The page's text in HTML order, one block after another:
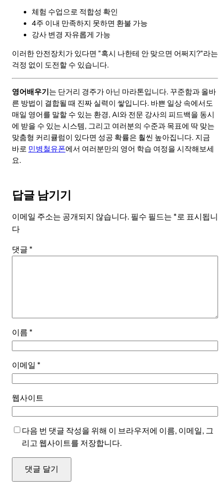
체험 수업으로 적합성 확인
4주 이내 만족하지 못하면 환불 가능
강사 변경 자유롭게 가능
이러한 안전장치가 있다면 "혹시 나한테 안 맞으면 어쩌지?"라는
걱정 없이 도전할 수 있습니다.
영어배우기는 단거리 경주가 아닌 마라톤입니다. 꾸준함과 올바
른 방법이 결합될 때 진짜 실력이 쌓입니다. 바쁜 일상 속에서도
매일 영어를 말할 수 있는 환경, AI와 전문 강사의 피드백을 동시
에 받을 수 있는 시스템, 그리고 여러분의 수준과 목표에 딱 맞는
맞춤형 커리큘럼이 있다면 성공 확률은 훨씬 높아집니다. 지금
바로 민병철유폰에서 여러분만의 영어 학습 여정을 시작해보세
요.
답글 남기기
이메일 주소는 공개되지 않습니다. 필수 필드는 *로 표시됩니
다
댓글 *
이름 *
이메일 *
웹사이트
다음 번 댓글 작성을 위해 이 브라우저에 이름, 이메일, 그
리고 웹사이트를 저장합니다.